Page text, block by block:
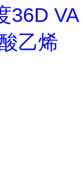
36D VA
乙烯